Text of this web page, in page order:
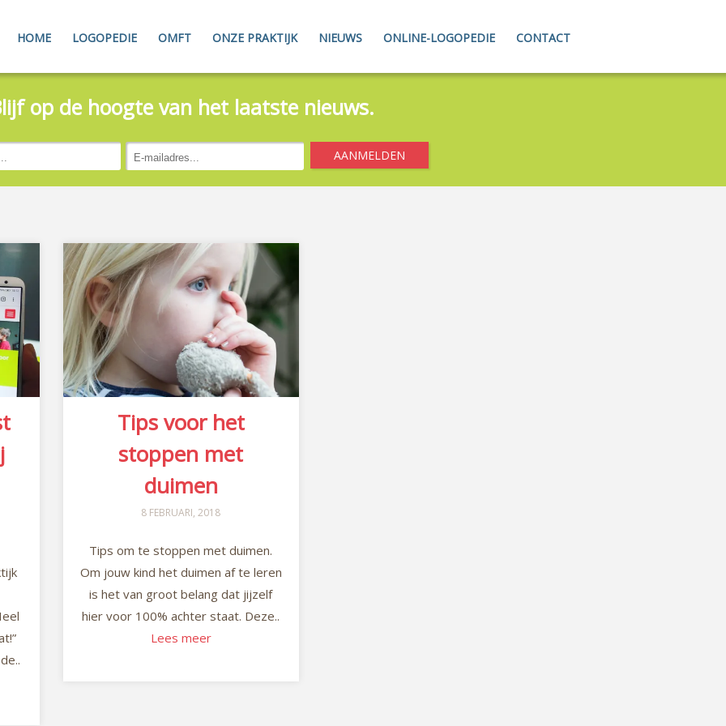
HOME LOGOPEDIE OMFT ONZE PRAKTIJK NIEUWS ONLINE-LOGOPEDIE CONTACT
op de hoogte van het laatste nieuws.
Tips voor het
stoppen met
duimen
8 FEBRUARI, 2018
Tips om te stoppen met duimen.
Om jouw kind het duimen af te leren
is het van groot belang dat jijzelf
hier voor 100% achter staat. Deze..
Lees meer